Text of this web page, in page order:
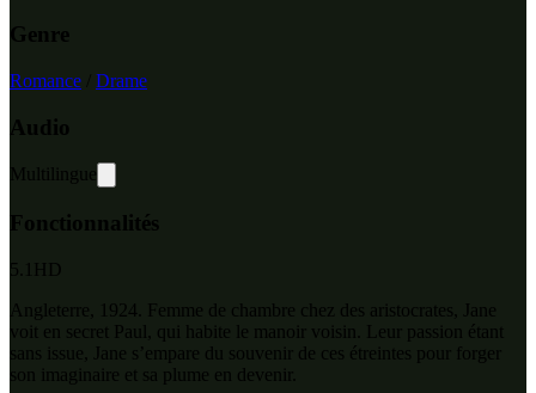
Genre
Romance Drame
Audio
Multilingue
Fonctionnalités
5.1 HD
Angleterre, 1924. Femme de chambre chez des aristocrates, Jane
voit en secret Paul, qui habite le manoir voisin. Leur passion étant
sans issue, Jane s’empare du souvenir de ces étreintes pour forger
son imaginaire et sa plume en devenir.